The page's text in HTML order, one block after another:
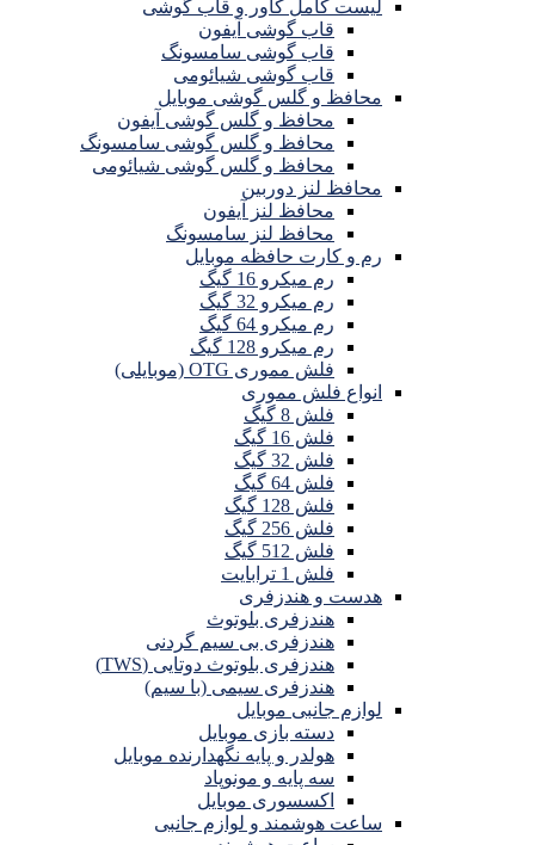
لیست کامل کاور و قاب گوشی
قاب گوشی آیفون
قاب گوشی سامسونگ
قاب گوشی شیائومی
محافظ و گلس گوشی موبایل
محافظ و گلس گوشی آیفون
محافظ و گلس گوشی سامسونگ
محافظ و گلس گوشی شیائومی
محافظ لنز دوربین
محافظ لنز آیفون
محافظ لنز سامسونگ
رم و کارت حافظه موبایل
رم میکرو 16 گیگ
رم میکرو 32 گیگ
رم میکرو 64 گیگ
رم میکرو 128 گیگ
فلش مموری OTG (موبایلی)
انواع فلش مموری
فلش 8 گیگ
فلش 16 گیگ
فلش 32 گیگ
فلش 64 گیگ
فلش 128 گیگ
فلش 256 گیگ
فلش 512 گیگ
فلش 1 ترابایت
هدست و هندزفری
هندزفری بلوتوث
هندزفری بی سیم گردنی
هندزفری بلوتوث دوتایی (TWS)
هندزفری سیمی (با سیم)
لوازم جانبی موبایل
دسته بازی موبایل
هولدر و پایه نگهدارنده موبایل
سه پایه و مونوپاد
اکسسوری موبایل
ساعت هوشمند و لوازم جانبی